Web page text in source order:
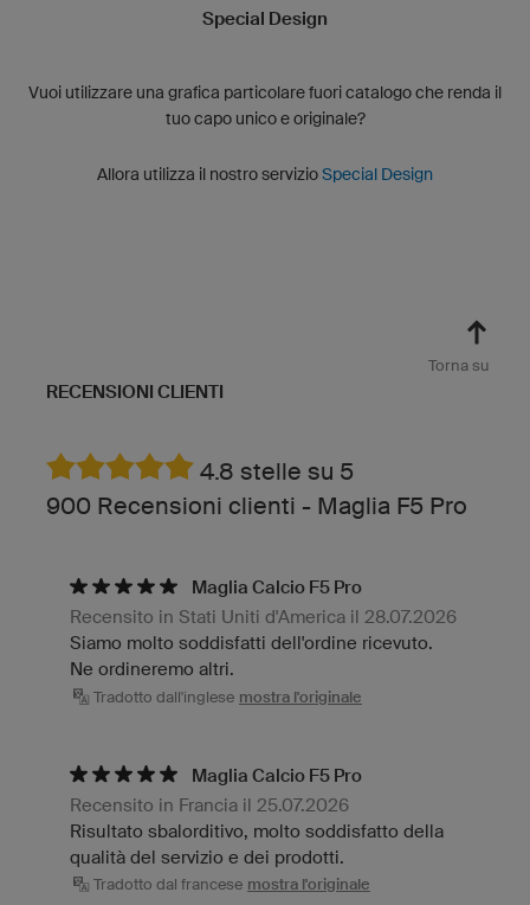
Special Design
Vuoi utilizzare una grafica particolare fuori catalogo che renda il
tuo capo unico e originale?
Allora utilizza il nostro servizioSpecial Design
Torna su
RECENSIONI CLIENTI
4.8 stelle su 5
900 Recensioni clienti - Maglia F5 Pro
Maglia Calcio F5 Pro
Recensito in Stati Uniti d'America il 28.07.2026
Siamo molto soddisfatti dell'ordine ricevuto.
Ne ordineremo altri.
Tradotto dall'inglese mostra l'originale
Maglia Calcio F5 Pro
Recensito in Francia il 25.07.2026
Risultato sbalorditivo, molto soddisfatto della
qualità del servizio e dei prodotti.
Tradotto dal francese mostra l'originale